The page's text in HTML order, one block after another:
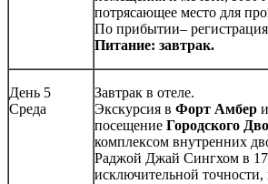
потрясающее место для
По прибытии–
Питание: завтрак.
День 5
Среда
Завтрак в отеле.
Экскурсия в Форт Амбер
посещение Городского
комплексом внутренних
Раджой Джай Сингхом в
исключительной точности,